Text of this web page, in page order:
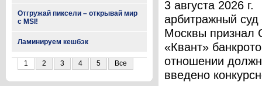
Отгружай пиксели – открывай мир
с MSI!
Ламинируем кешбэк
1 2 3 4 5 Все
3 августа 2026 г.
арбитражный суд
Москвы
«Квант»
отношении
введено